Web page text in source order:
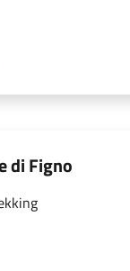
di Figno